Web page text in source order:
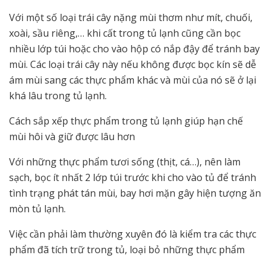
Với một số loại trái cây nặng mùi thơm như mít, chuối,
xoài, sầu riêng,… khi cất trong tủ lạnh cũng cần bọc
nhiều lớp túi hoặc cho vào hộp có nắp đậy để tránh bay
mùi. Các loại trái cây này nếu không được bọc kín sẽ dễ
ám mùi sang các thực phẩm khác và mùi của nó sẽ ở lại
khá lâu trong tủ lạnh.
Cách sắp xếp thực phẩm trong tủ lạnh giúp hạn chế
mùi hôi và giữ được lâu hơn
Với những thực phẩm tươi sống (thịt, cá…), nên làm
sạch, bọc ít nhất 2 lớp túi trước khi cho vào tủ để tránh
tình trạng phát tán mùi, bay hơi mặn gây hiện tượng ăn
mòn tủ lạnh.
Việc cần phải làm thường xuyên đó là kiểm tra các thực
phẩm đã tích trữ trong tủ, loại bỏ những thực phẩm